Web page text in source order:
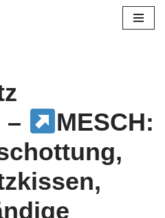
–
MESCH: